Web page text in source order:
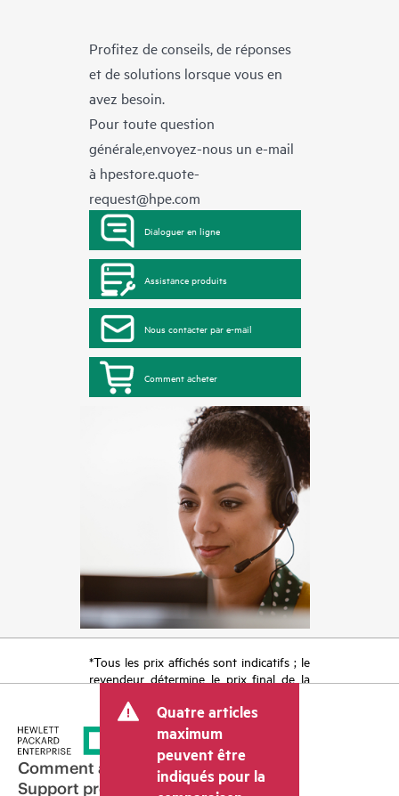
Profitez de conseils, de réponses
et de solutions lorsque vous en
avez besoin.
Pour toute question
générale,envoyez-nous un e-mail
à hpestore.quote-
request@hpe.com
Dialoguer en ligne
Assistance produits
Nous contacter par e-mail
Comment acheter
*Tous les prix affichés sont indicatifs ; le
revendeur détermine le prix final de la
tels que la TVA ou les taxes sur la vente
et les frais d’expédition. Le prix de la
transaction déterminé par le revendeur
peut varier par rapport à d’autres
revendeurs et au prix indicatif affiché.
Quatre articles
maximum
peuvent être
indiqués pour la
Comment acheter
Support produit